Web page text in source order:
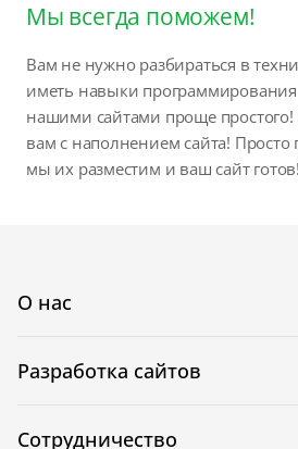
Мы всегда поможем!
Вам не нужно разбираться в
иметь навыки
нашими сайтами проще
вам с наполнением сайта!
мы их разместим и ваш сайт готов!
О нас
Разработка сайтов
Сотрудничество